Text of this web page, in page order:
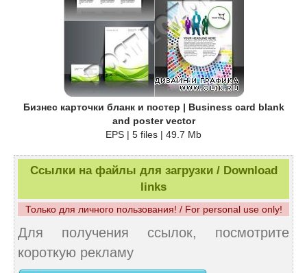
Бизнес карточки бланк и постер | Business card blank
and poster vector
EPS | 5 files | 49.7 Mb
Ссылки на файлы для загрузки / Download
links
Только для личного пользования! / For personal use only!
Для получения ссылок, посмотрите
короткую рекламу